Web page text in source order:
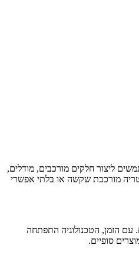
ליצור חלקים מורכבים, מודלים,
מורכבת שקשה או בלתי אפשרי
והמחשות. עם הזמן, הטכנולוגיה התפתחה
סופיים.